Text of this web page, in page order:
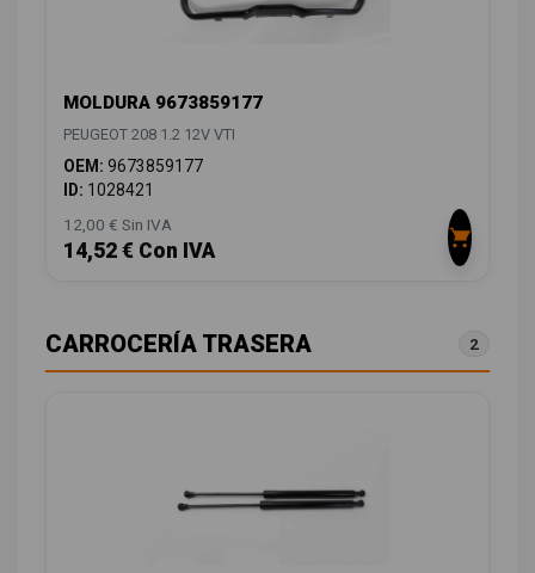
MOLDURA 9673859177
PEUGEOT 208 1.2 12V VTI
OEM: 9673859177
ID: 1028421
12,00 € Sin IVA
14,52 € Con IVA
CARROCERÍA TRASERA 2